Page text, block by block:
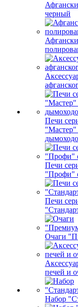
черный
Печи
"Мастер"
Печи
"Профи"
Печи
Очаги
печей и
Набор